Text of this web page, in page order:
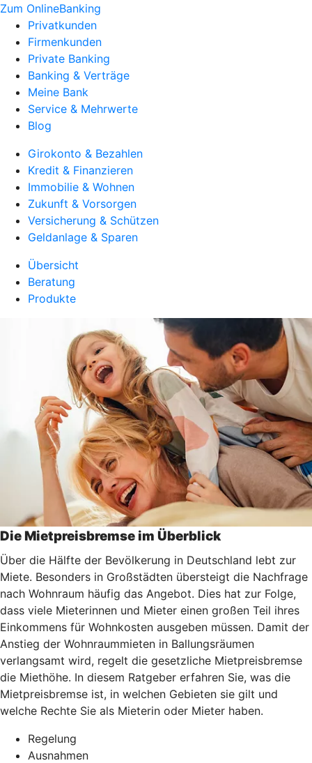
Zum OnlineBanking
Privatkunden
Firmenkunden
Private Banking
Banking & Verträge
Meine Bank
Service & Mehrwerte
Blog
Girokonto & Bezahlen
Kredit & Finanzieren
Immobilie & Wohnen
Zukunft & Vorsorgen
Versicherung & Schützen
Geldanlage & Sparen
Übersicht
Beratung
Produkte
Die Mietpreisbremse im Überblick
Über die Hälfte der Bevölkerung in Deutschland lebt zur
Miete. Besonders in Großstädten übersteigt die Nachfrage
nach Wohnraum häufig das Angebot. Dies hat zur Folge,
dass viele Mieterinnen und Mieter einen großen Teil ihres
Einkommens für Wohnkosten ausgeben müssen. Damit der
Anstieg der Wohnraummieten in Ballungsräumen
verlangsamt wird, regelt die gesetzliche Mietpreisbremse
die Miethöhe. In diesem Ratgeber erfahren Sie, was die
Mietpreisbremse ist, in welchen Gebieten sie gilt und
welche Rechte Sie als Mieterin oder Mieter haben.
Regelung
Ausnahmen